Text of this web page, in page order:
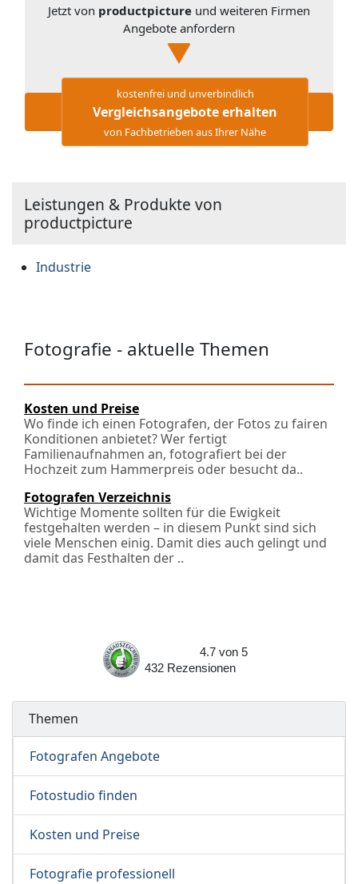
Jetzt von productpicture und weiteren Firmen
Angebote anfordern
kostenfrei und unverbindlich
Vergleichsangebote erhalten
von Fachbetrieben aus Ihrer Nähe
Leistungen & Produkte von
productpicture
Industrie
Fotografie - aktuelle Themen
Kosten und Preise
Wo finde ich einen Fotografen, der Fotos zu fairen
Konditionen anbietet? Wer fertigt
Familienaufnahmen an, fotografiert bei der
Hochzeit zum Hammerpreis oder besucht da..
Fotografen Verzeichnis
Wichtige Momente sollten für die Ewigkeit
festgehalten werden – in diesem Punkt sind sich
viele Menschen einig. Damit dies auch gelingt und
damit das Festhalten der ..
4.7 von 5
432
Rezensionen
Themen
Fotografen Angebote
Fotostudio finden
Kosten und Preise
Fotografie professionell